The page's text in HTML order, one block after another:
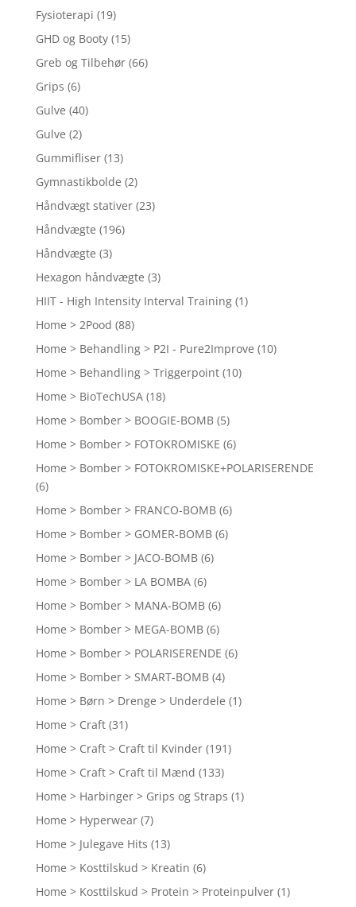
Fysioterapi (19)
GHD og Booty (15)
Greb og Tilbehør (66)
Grips (6)
Gulve (40)
Gulve (2)
Gummifliser (13)
Gymnastikbolde (2)
Håndvægt stativer (23)
Håndvægte (196)
Håndvægte (3)
Hexagon håndvægte (3)
HIIT - High Intensity Interval Training (1)
Home > 2Pood (88)
Home > Behandling > P2I - Pure2Improve (10)
Home > Behandling > Triggerpoint (10)
Home > BioTechUSA (18)
Home > Bomber > BOOGIE-BOMB (5)
Home > Bomber > FOTOKROMISKE (6)
Home > Bomber > FOTOKROMISKE+POLARISERENDE
(6)
Home > Bomber > FRANCO-BOMB (6)
Home > Bomber > GOMER-BOMB (6)
Home > Bomber > JACO-BOMB (6)
Home > Bomber > LA BOMBA (6)
Home > Bomber > MANA-BOMB (6)
Home > Bomber > MEGA-BOMB (6)
Home > Bomber > POLARISERENDE (6)
Home > Bomber > SMART-BOMB (4)
Home > Børn > Drenge > Underdele (1)
Home > Craft (31)
Home > Craft > Craft til Kvinder (191)
Home > Craft > Craft til Mænd (133)
Home > Harbinger > Grips og Straps (1)
Home > Hyperwear (7)
Home > Julegave Hits (13)
Home > Kosttilskud > Kreatin (6)
Home > Kosttilskud > Protein > Proteinpulver (1)